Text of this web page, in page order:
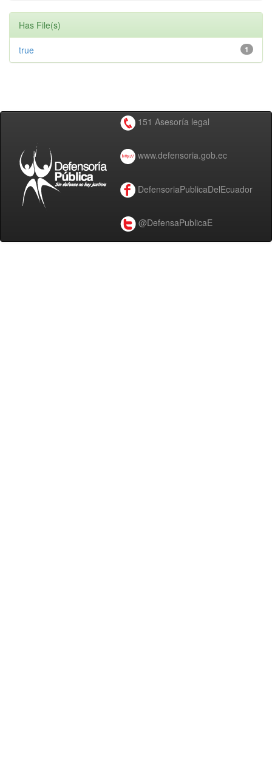
Has File(s)
1
true
151 Asesoría legal
www.defensoria.gob.ec
DefensoriaPublicaDelEcuador
@DefensaPublicaE